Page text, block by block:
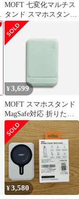
MOFT 七変化マルチス
タンド スマホスタンド
ユミコアボディ
¥3,699
MOFT スマホスタンド
MagSafe対応 折りたた
み式
¥3,580